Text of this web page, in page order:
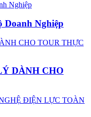
Doanh Nghiệp
DÀNH CHO